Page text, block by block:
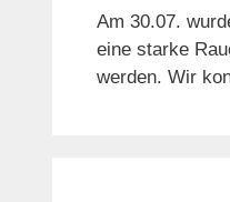
Am 30.07.
eine starke
werden. Wir